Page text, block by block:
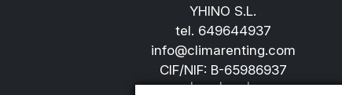
YHINO S.L.
tel. 649644937
info@climarenting.com
CIF/NIF: B-65986937
IT|ES|FR|EN